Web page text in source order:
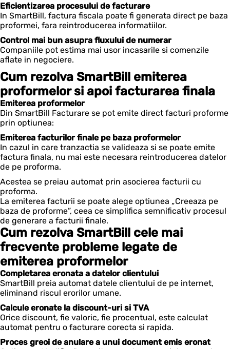
Eficientizarea procesului de facturare
In SmartBill, factura fiscala poate fi generata direct pe baza
proformei, fara reintroducerea informatiilor.
Control mai bun asupra fluxului de numerar
Companiile pot estima mai usor incasarile si comenzile
aflate in negociere.
Cum rezolva SmartBill emiterea
proformelor si apoi facturarea finala
Emiterea proformelor
Din SmartBill Facturare se pot emite direct facturi proforme
prin optiunea:
Emiterea facturilor finale pe baza proformelor
In cazul in care tranzactia se valideaza si se poate emite
factura finala, nu mai este necesara reintroducerea datelor
de pe proforma.
Acestea se preiau automat prin asocierea facturii cu
proforma.
La emiterea facturii se poate alege optiunea „Creeaza pe
baza de proforme”, ceea ce simplifica semnificativ procesul
de generare a facturii finale.
Cum rezolva SmartBill cele mai
frecvente probleme legate de
emiterea proformelor
Completarea eronata a datelor clientului
SmartBill preia automat datele clientului de pe internet,
eliminand riscul erorilor umane.
Calcule eronate la discount-uri si TVA
Orice discount, fie valoric, fie procentual, este calculat
automat pentru o facturare corecta si rapida.
Proces greoi de anulare a unui document emis eronat